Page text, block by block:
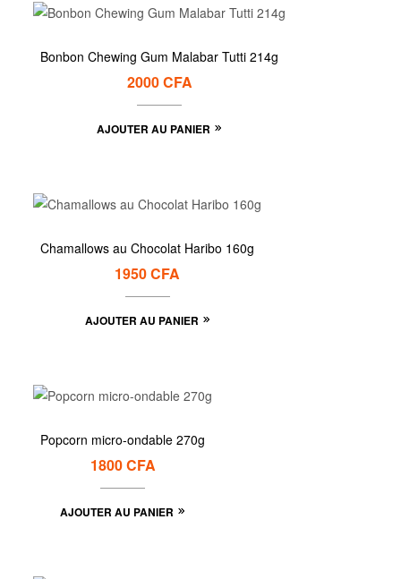
Bonbon Chewing Gum Malabar Tutti 214g
2000CFA
AJOUTER AU PANIER
Chamallows au Chocolat Haribo 160g
1950CFA
AJOUTER AU PANIER
Popcorn micro-ondable 270g
1800CFA
AJOUTER AU PANIER